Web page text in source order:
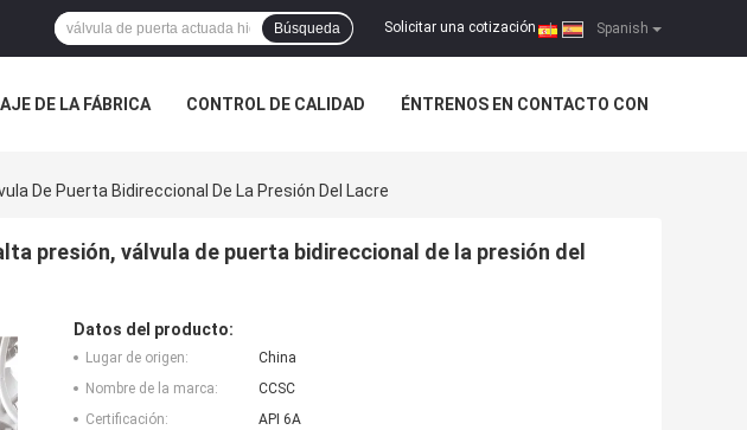
Spanish
Solicitar una cotización |
Búsqueda
DE LA FÁBRICA CONTROL DE CALIDAD ÉNTRENOS EN CONTACTO CON
De Puerta Bidireccional De La Presión Del Lacre
presión, válvula de puerta bidireccional de la presión del
Datos del producto:
Lugar de origen:
China
Nombre de la marca:
CCSC
Certificación:
API 6A